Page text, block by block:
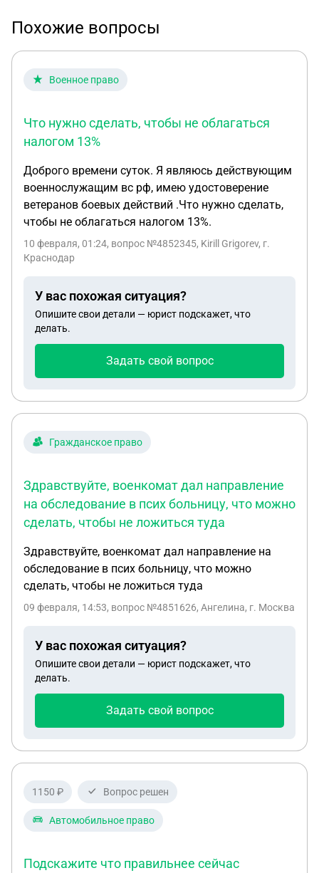
Похожие вопросы
Военное право
Что нужно сделать, чтобы не облагаться
налогом 13%
Доброго времени суток. Я являюсь действующим
военнослужащим вс рф, имею удостоверение
ветеранов боевых действий .Что нужно сделать,
чтобы не облагаться налогом 13%.
10 февраля, 01:24, вопрос №4852345, Kirill Grigorev, г.
Краснодар
У вас похожая ситуация?
Опишите свои детали — юрист подскажет, что
делать.
Задать свой вопрос
Гражданское право
Здравствуйте, военкомат дал направление
на обследование в псих больницу, что можно
сделать, чтобы не ложиться туда
Здравствуйте, военкомат дал направление на
обследование в псих больницу, что можно
сделать, чтобы не ложиться туда
09 февраля, 14:53, вопрос №4851626, Ангелина, г. Москва
У вас похожая ситуация?
Опишите свои детали — юрист подскажет, что
делать.
Задать свой вопрос
1150 ₽ Вопрос решен
Автомобильное право
Подскажите что правильнее сейчас